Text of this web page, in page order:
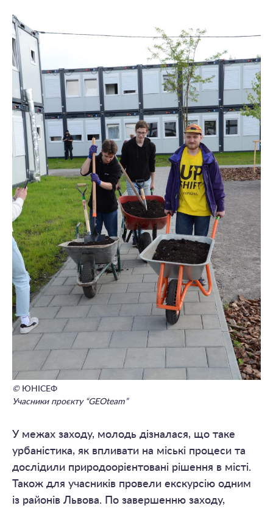
© ЮНІСЕФ
Учасники проєкту “GEOteam”
У межах заходу, молодь дізналася, що таке
урбаністика, як впливати на міські процеси та
дослідили природоорієнтовані рішення в місті.
Також для учасників провели екскурсію одним
із районів Львова. По завершенню заходу,